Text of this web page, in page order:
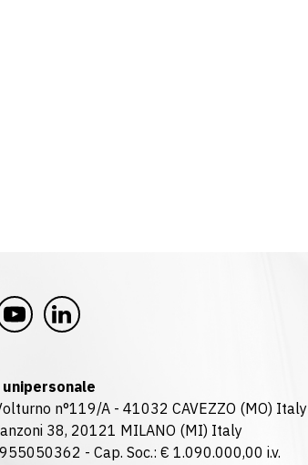
unipersonale
n°119/A - 41032 CAVEZZO (MO) Italy
38, 20121 MILANO (MI) Italy
- Cap. Soc.: € 1.090.000,00 i.v.